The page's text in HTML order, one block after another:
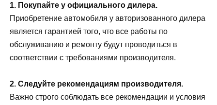
1. Покупайте у официального дилера.
Приобретение автомобиля у авторизованного дилера
является гарантией того, что все работы по
обслуживанию и ремонту будут проводиться в
соответствии с требованиями производителя.
2. Следуйте рекомендациям производителя.
Важно строго соблюдать все рекомендации и условия